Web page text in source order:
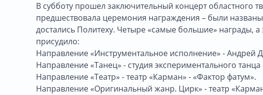
В субботу прошел заключительный концерт областного
предшествовала церемония награждения – были
достались Политеху. Четыре «самые большие» награды,
присудило:
Направление «Инструментальное исполнение» - Андрей
Направление «Танец» - студия экспериментального
Направление «Театр» - театр «Карман» - «Фактор фатум».
Направление «Оригинальный жанр. Цирк» - театр